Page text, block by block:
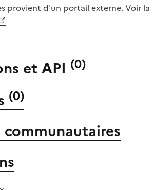
provient d'un portail externe. Voir la
et API (0)
(0)
communautaires